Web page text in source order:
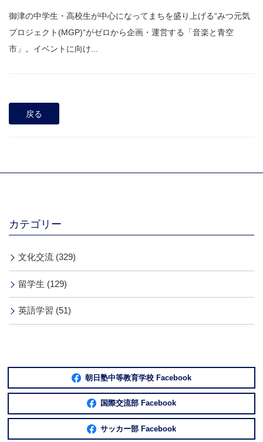
御津の中学生・高校生が中心になってまちを盛り上げる“みつ元気
プロジェクト(MGP)“がゼロから企画・運営する「音楽と青空
市」。イベントに向け...
戻る
カテゴリー
文化交流 (329)
留学生 (129)
英語学習 (51)
朝日塾中等教育学校 Facebook
国際交流部 Facebook
サッカー部 Facebook